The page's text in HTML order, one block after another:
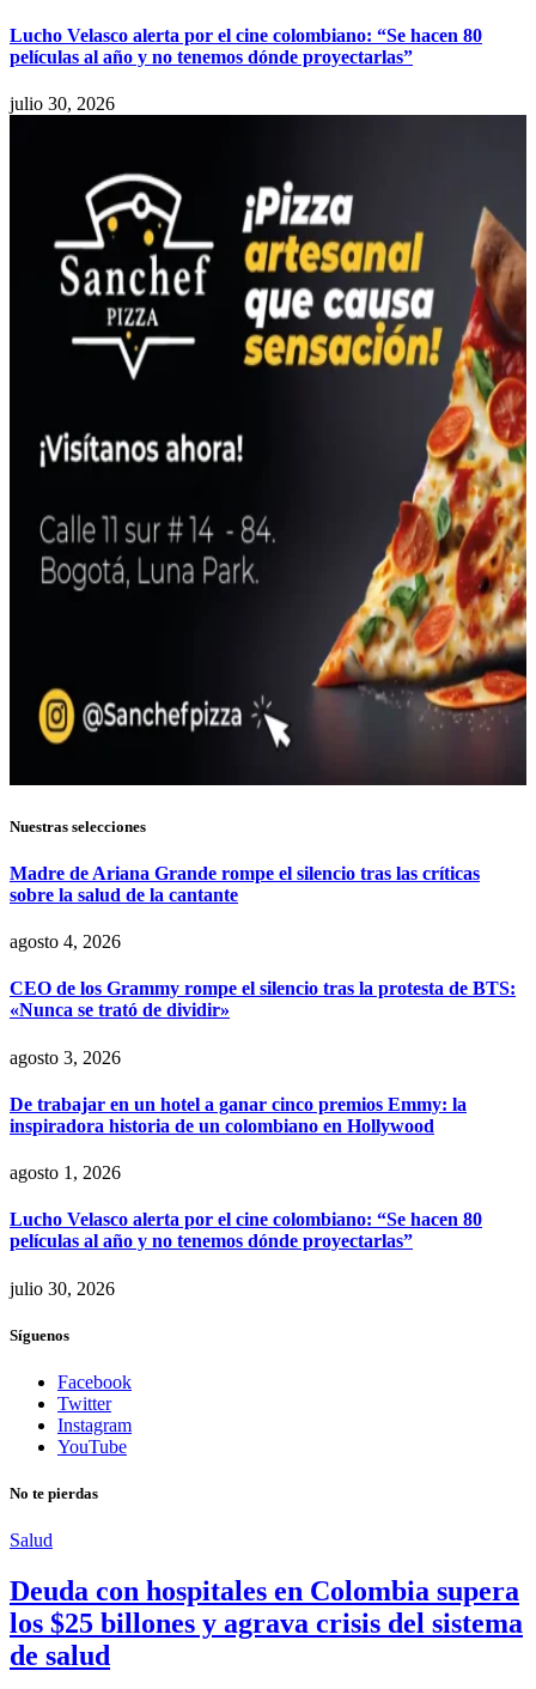
Lucho Velasco alerta por el cine colombiano: “Se hacen 80
películas al año y no tenemos dónde proyectarlas”
julio 30, 2026
Nuestras selecciones
Madre de Ariana Grande rompe el silencio tras las críticas
sobre la salud de la cantante
agosto 4, 2026
CEO de los Grammy rompe el silencio tras la protesta de BTS:
«Nunca se trató de dividir»
agosto 3, 2026
De trabajar en un hotel a ganar cinco premios Emmy: la
inspiradora historia de un colombiano en Hollywood
agosto 1, 2026
Lucho Velasco alerta por el cine colombiano: “Se hacen 80
películas al año y no tenemos dónde proyectarlas”
julio 30, 2026
Síguenos
Facebook
Twitter
Instagram
YouTube
No te pierdas
Salud
Deuda con hospitales en Colombia supera
los $25 billones y agrava crisis del sistema
de salud